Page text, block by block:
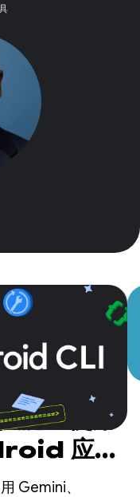
：使用
应用
Gemini、